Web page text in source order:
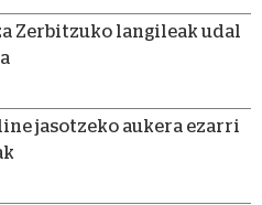
Zerbitzuko langileak udal
jasotzeko aukera ezarri